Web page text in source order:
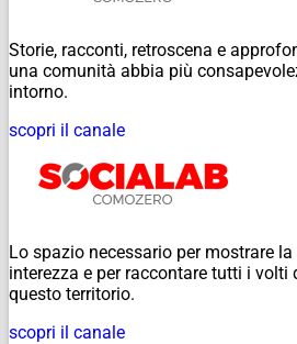
Storie, racconti, retroscena e
una comunità abbia più
intorno.
scopri il canale
Lo spazio necessario per mostrare
interezza e per raccontare tutti i volti
questo territorio.
scopri il canale